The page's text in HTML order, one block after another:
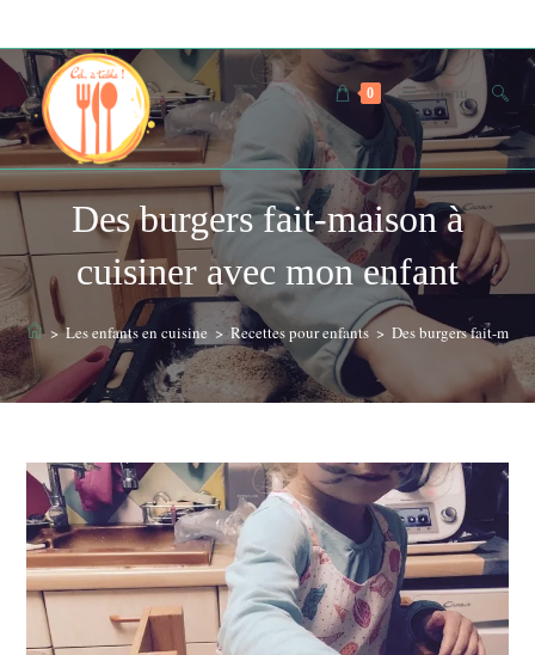
to
content
0 Menu
Des burgers fait-maison à
cuisiner avec mon enfant
> Les enfants en cuisine > Recettes pour enfants > Des burgers fait-